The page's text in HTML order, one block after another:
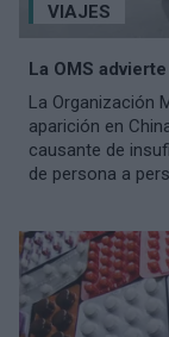
VIAJES
La OMS
La Organización
aparición en
causante de
de persona a